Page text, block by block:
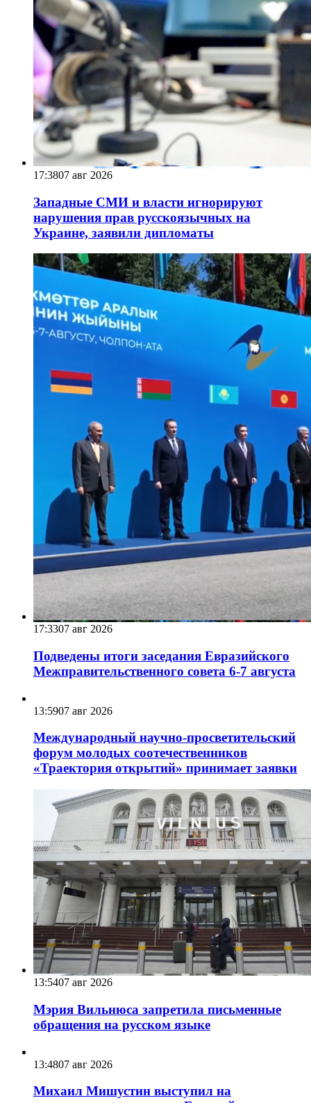
17:3807 авг 2026
Западные СМИ и власти игнорируют
нарушения прав русскоязычных на
Украине, заявили дипломаты
17:3307 авг 2026
Подведены итоги заседания Евразийского
Межправительственного совета 6-7 августа
13:5907 авг 2026
Международный научно-просветительский
форум молодых соотечественников
«Траектория открытий» принимает заявки
13:5407 авг 2026
Мэрия Вильнюса запретила письменные
обращения на русском языке
13:4807 авг 2026
Михаил Мишустин выступил на